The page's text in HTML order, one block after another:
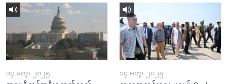
၁၄ မတ္၊ ၂၀၂၅ ၁၄ မတ္၊ ၂၀၂၅